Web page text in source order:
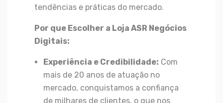
tendências e práticas do mercado.
Por que Escolher a Loja ASR Negócios
Digitais:
Experiência e Credibilidade: Com
mais de 20 anos de atuação no
mercado, conquistamos a confiança
de milhares de clientes, o que nos